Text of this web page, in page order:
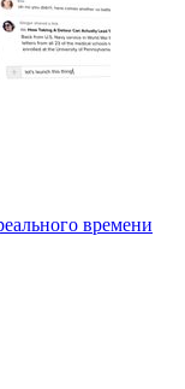
времени